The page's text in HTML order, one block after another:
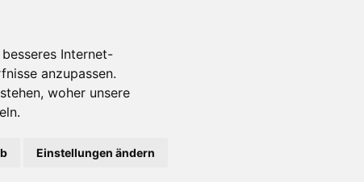
Internet-
anzupassen.
woher unsere
Einstellungen ändern
Es gibt uns auch in